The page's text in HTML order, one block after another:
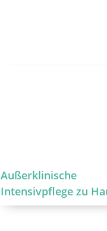
Außerklinische
Intensivpflege zu